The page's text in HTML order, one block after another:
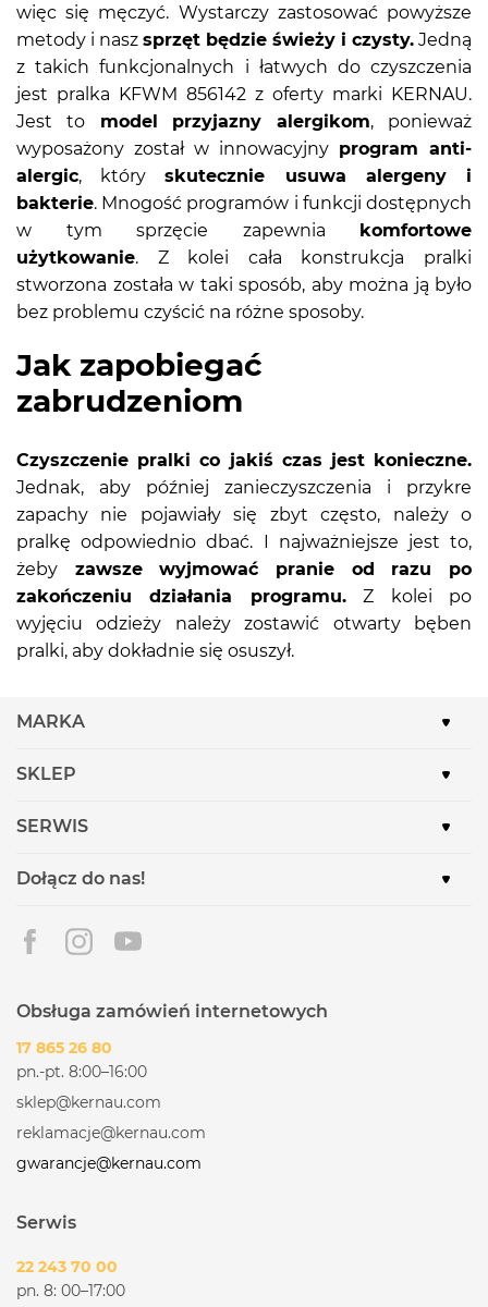
więc się męczyć. Wystarczy zastosować powyższe
metody i nasz sprzęt będzie świeży i czysty. Jedną
z takich funkcjonalnych i łatwych do czyszczenia
jest pralka KFWM 856142 z oferty marki KERNAU.
Jest tomodel przyjazny alergikom, ponieważ
wyposażony został w innowacyjny program anti-
alergic, któryskutecznie usuwa alergeny i
bakterie. Mnogość programów i funkcji dostępnych
w tym sprzęcie zapewnia komfortowe
użytkowanie. Z kolei cała konstrukcja pralki
stworzona została w taki sposób, aby można ją było
bez problemu czyścić na różne sposoby.
Jak zapobiegać
zabrudzeniom
Czyszczenie pralki co jakiś czas jest konieczne.
Jednak, aby później zanieczyszczenia i przykre
zapachy nie pojawiały się zbyt często, należy o
pralkę odpowiednio dbać. I najważniejsze jest to,
żeby zawsze wyjmować pranie od razu po
zakończeniu działania programu.Z kolei po
wyjęciu odzieży należy zostawić otwarty bęben
pralki, aby dokładnie się osuszył.
MARKA
SKLEP
SERWIS
Dołącz do nas!
Obsługa zamówień internetowych
17 865 26 80
pn.-pt. 8:00–16:00
sklep@kernau.com
reklamacje@kernau.com
gwarancje@kernau.com
Serwis
22 243 70 00
pn. 8: 00–17:00